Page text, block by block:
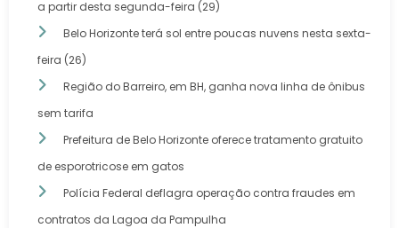
a partir desta segunda-feira (29)
Belo Horizonte terá sol entre poucas nuvens nesta sexta-
feira (26)
Região do Barreiro, em BH, ganha nova linha de ônibus
sem tarifa
Prefeitura de Belo Horizonte oferece tratamento gratuito
de esporotricose em gatos
Polícia Federal deflagra operação contra fraudes em
contratos da Lagoa da Pampulha